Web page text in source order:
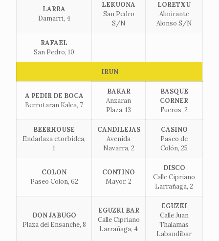
LARRA
Damarri, 4
LEKUONA
San Pedro
S/N
LORETXU
Almirante
Alonso S/N
RAFAEL
San Pedro, 10
IRUN
A PEDIR DE BOCA
Berrotaran Kalea, 7
BAKAR
Anzaran
Plaza, 13
BASQUE
CORNER
Fueros, 2
BEERHOUSE
Endarlaza etorbidea,
1
CANDILEJAS
Avenida
Navarra, 2
CASINO
Paseo de
Colón, 25
COLON
Paseo Colon, 62
CONTINO
Mayor, 2
DISCO
Calle Cipriano
Larrañaga, 2
DON JABUGO
Plaza del Ensanche, 8
EGUZKI BAR
Calle Cipriano
Larrañaga, 4
EGUZKI
Calle Juan
Thalamas
Labandibar